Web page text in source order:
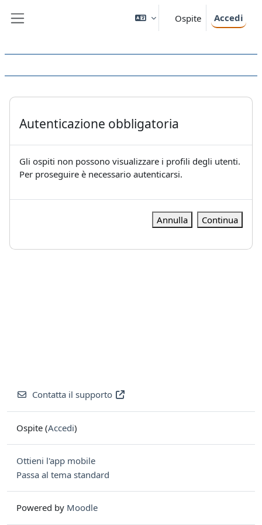
Ospite Accedi
Autenticazione obbligatoria
Gli ospiti non possono visualizzare i profili degli utenti.
Per proseguire è necessario autenticarsi.
Annulla Continua
Contatta il supporto
Ospite (Accedi)
Ottieni l'app mobile
Passa al tema standard
Powered by Moodle